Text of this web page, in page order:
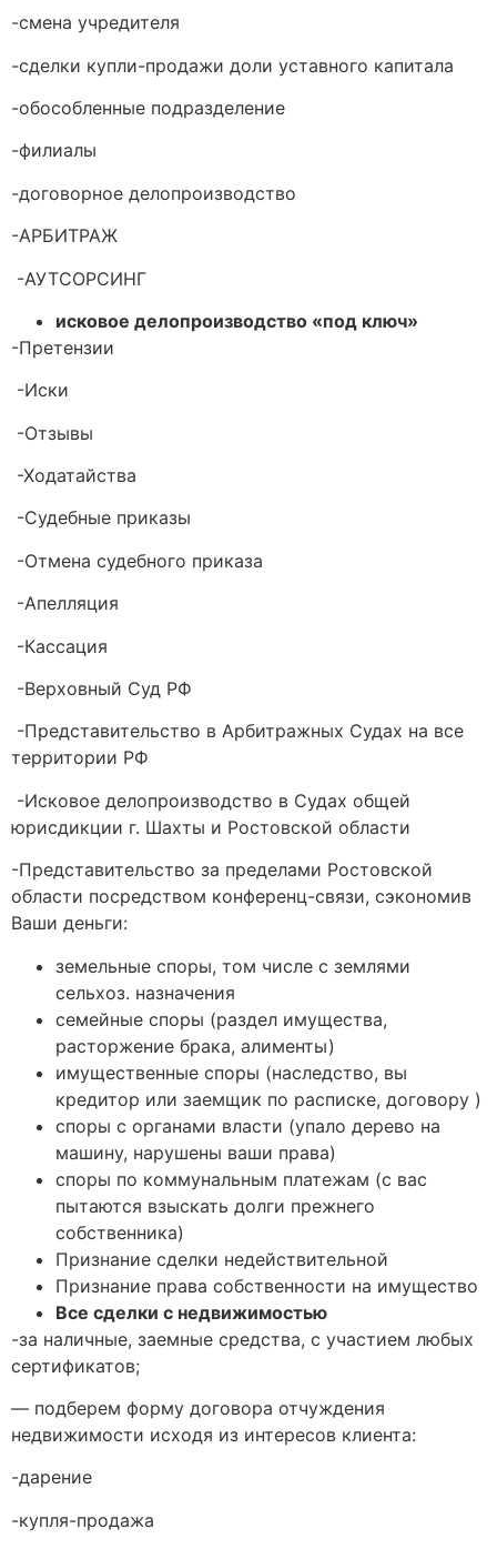
-смена учредителя
-сделки купли-продажи доли уставного капитала
-обособленные подразделение
-филиалы
-договорное делопроизводство
-АРБИТРАЖ
-АУТСОРСИНГ
исковое делопроизводство «под ключ»
-Претензии
-Иски
-Отзывы
-Ходатайства
-Судебные приказы
-Отмена судебного приказа
-Апелляция
-Кассация
-Верховный Суд РФ
-Представительство в Арбитражных Судах на все
территории РФ
-Исковое делопроизводство в Судах общей
юрисдикции г. Шахты и Ростовской области
-Представительство за пределами Ростовской
области посредством конференц-связи, сэкономив
Ваши деньги:
земельные споры, том числе с землями
сельхоз. назначения
семейные споры (раздел имущества,
расторжение брака, алименты)
имущественные споры (наследство, вы
кредитор или заемщик по расписке, договору )
споры с органами власти (упало дерево на
машину, нарушены ваши права)
споры по коммунальным платежам (с вас
пытаются взыскать долги прежнего
собственника)
Признание сделки недействительной
Признание права собственности на имущество
Все сделки с недвижимостью
-за наличные, заемные средства, с участием любых
сертификатов;
— подберем форму договора отчуждения
недвижимости исходя из интересов клиента:
-дарение
-купля-продажа